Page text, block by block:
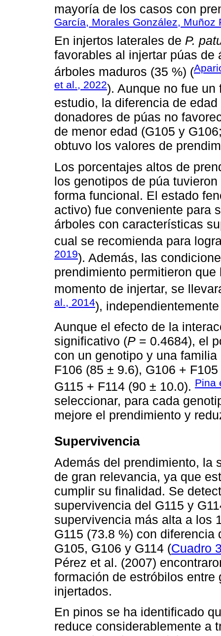
mayoría de los casos con
García, Morales González,
En injertos laterales de P.
favorables al injertar púas de
árboles maduros (35 %) (
et al., 2022). Aunque no fue
estudio, la diferencia de
donadores de púas no
de menor edad (G105 y
obtuvo los valores de
Los porcentajes altos de
los genotipos de púa
forma funcional. El estado
activo) fue conveniente para
árboles con características
cual se recomienda para
2019). Además, las
prendimiento permitieron
momento de injertar, se
al., 2014),
Aunque el efecto de la
significativo (P = 0.4684), el
con un genotipo y una
F106 (85 ± 9.6), G106 +
G115 + F114 (90 ± 10.0). Pina
seleccionar, para cada
mejore el prendimiento y
Supervivencia
Además del prendimiento, la
de gran relevancia, ya que
cumplir su finalidad. Se
supervivencia del G115 y
supervivencia más alta a los
G115 (73.8 %) con
G105, G106 y G114 (Cuadro
Pérez et al. (2007)
formación de estróbilos
injertados.
En pinos se ha identificado
reduce considerablemente a